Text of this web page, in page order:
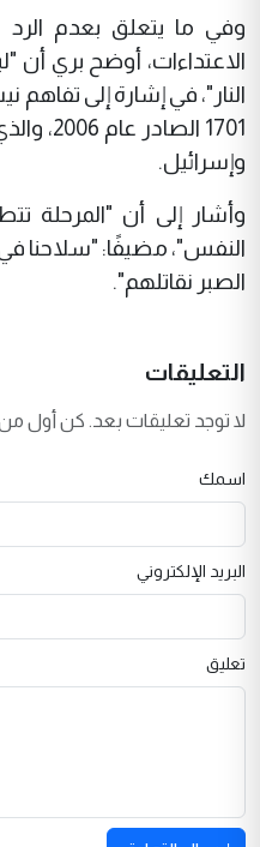
وفي ما يتعلق بعدم
الاعتداءات، أوضح بري أن
1701
وإسرائيل.
وأشار إلى أن "المرحلة
النفس"، مضيفًا: "سلاحنا
الصبر نقاتلهم".
التعليقات
لا توجد تعليقات بعد. كن أول
اسمك
البريد الإلكتروني
تعليق